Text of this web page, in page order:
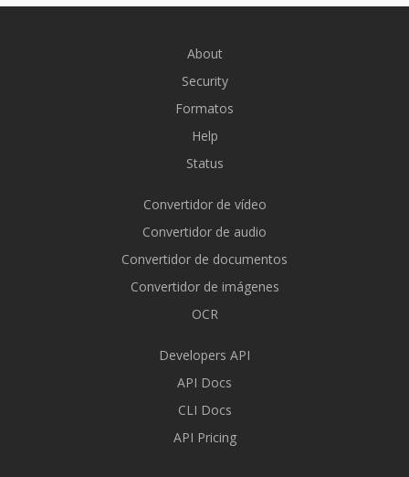
About
Security
Formatos
Help
Status
Convertidor de vídeo
Convertidor de audio
Convertidor de documentos
Convertidor de imágenes
OCR
Developers API
API Docs
CLI Docs
API Pricing